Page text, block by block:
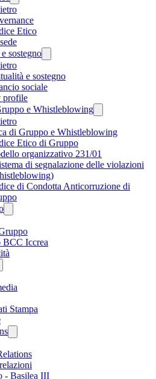
Etico
sostegno
e sostegno
sociale
profile
e Whistleblowing
di Gruppo e Whistleblowing
Etico di Gruppo
organizzativo 231/01
di segnalazione delle violazioni
di Condotta Anticorruzione di
Iccrea
Stampa
- Basilea III